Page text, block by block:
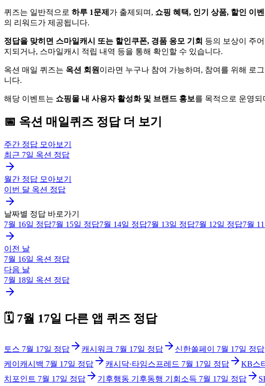
퀴즈는 일반적으로 하루 1문제 가 출제되며, 쇼핑 혜택, 인기 상품, 할인 이
의 리워드가 제공됩니다.
정답을 맞히면 스마일캐시 또는 할인쿠폰, 경품 응모 기회 등의 보상이 주
지되거나, 스마일캐시 적립 내역 등을 통해 확인할 수 있습니다.
옥션 매일 퀴즈는 옥션 회원 이라면 누구나 참여 가능하며, 참여를 위해 로
니다.
해당 이벤트는 쇼핑몰 내 사용자 활성화 및 브랜드 홍보를 목적으로 운영
📅 옥션 매일퀴즈 정답 더 보기
주간 정답 모아보기
최근 7일 옥션 정답
월간 정답 모아보기
이번 달 옥션 정답
날짜별 정답 바로가기
7월 16일 정답7월 15일 정답7월 14일 정답7월 13일 정답7월 12일 정답7월
이전 날
7월 16일 옥션 정답
다음 날
7월 18일 옥션 정답
🗓️ 7월 17일 다른 앱 퀴즈 정답
토스 7월 17일 정답 캐시워크 7월 17일 정답 신한쏠페이 7월 17일 정답
케이캐시백 7월 17일 정답 캐시닥·타임스프레드 7월 17일 정답 KB스
치포인트 7월 17일 정답 기후행동 기후동행 기회소득 7월 17일 정답